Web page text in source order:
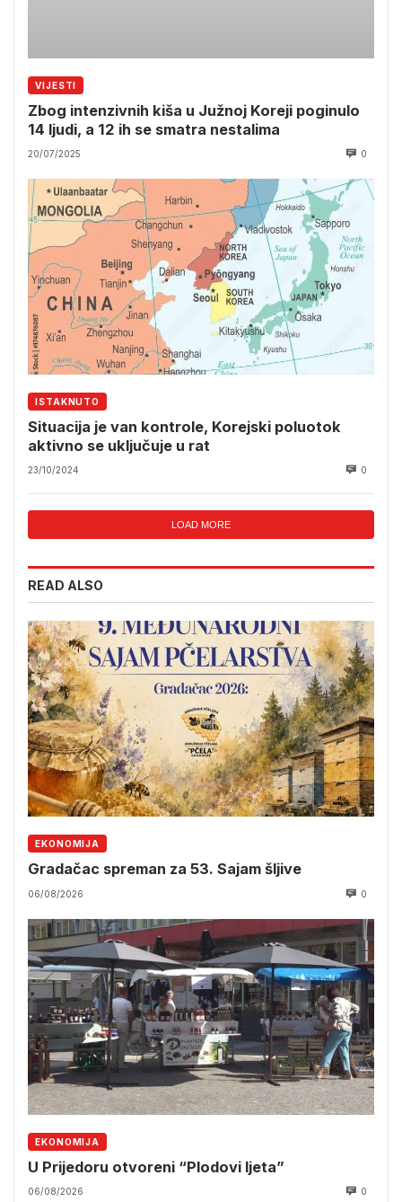
VIJESTI
Zbog intenzivnih kiša u Južnoj Koreji poginulo
14 ljudi, a 12 ih se smatra nestalima
20/07/2025 0
ISTAKNUTO
Situacija je van kontrole, Korejski poluotok
aktivno se uključuje u rat
23/10/2024 0
LOAD MORE
READ ALSO
EKONOMIJA
Gradačac spreman za 53. Sajam šljive
06/08/2026 0
EKONOMIJA
U Prijedoru otvoreni “Plodovi ljeta”
06/08/2026 0